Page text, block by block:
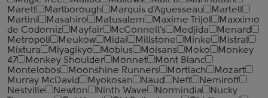
Marett
Marlborough Marquis d'Aguesseau
Martell
Martini
Masahiro Matusalem Maxime Trijol
Maxximo
de Codorniz
Mayfair McConnell's Medjida
Menard
Metropoli
Meukow Midai Millstone Minke
Mistral
Mixtura
Miyagikyo Mobius Moisans Moko
Monkey
47
Monkey Shoulder Monnet
Mont Blanc
Montelobos
Moonshine Runners Mortlach
Mozart
Murray McDavid
Myokosan Naud Neft
Nemiroff
Nestville
Newton Ninth Wave Normindia
Nucky